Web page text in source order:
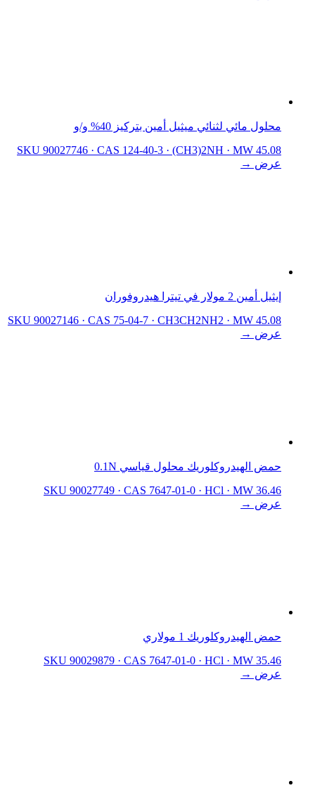
محلول مائي لثنائي ميثيل أمين بتركيز 40% و/و
SKU 90027746 · CAS 124-40-3 · (CH3)2NH · MW 45.08
عرض →
إيثيل أمين 2 مولار في تيترا هيدروفوران
SKU 90027146 · CAS 75-04-7 · CH3CH2NH2 · MW 45.08
عرض →
حمض الهيدروكلوريك محلول قياسي 0.1N
SKU 90027749 · CAS 7647-01-0 · HCl · MW 36.46
عرض →
حمض الهيدروكلوريك 1 مولاري
SKU 90029879 · CAS 7647-01-0 · HCl · MW 35.46
عرض →